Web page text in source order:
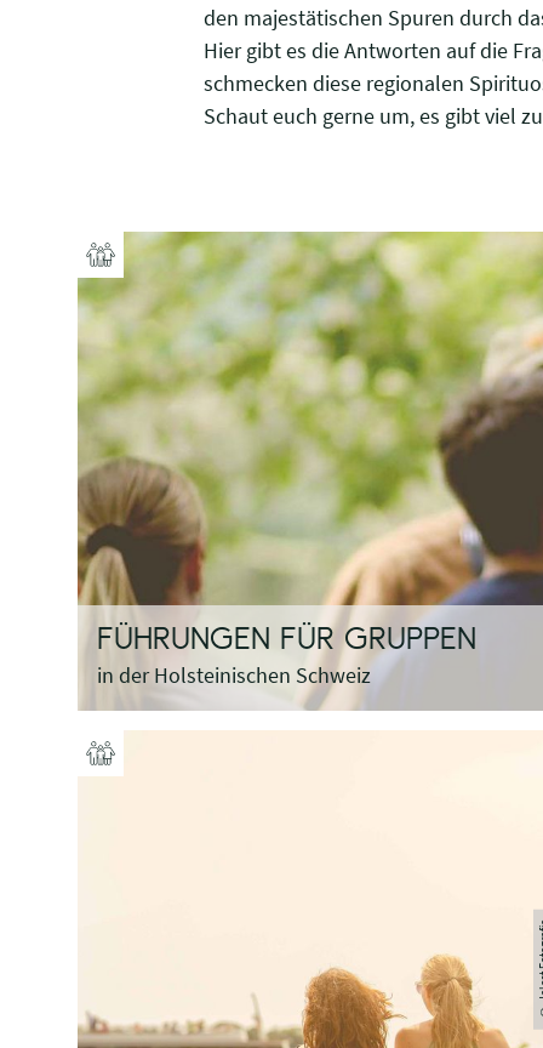
den majestätischen Spuren durch
Hier gibt es die Antworten auf die
schmecken diese regionalen
Schaut euch gerne um, es gibt viel
FÜHRUNGEN FÜR GRUPPEN
in der Holsteinischen Schweiz
©